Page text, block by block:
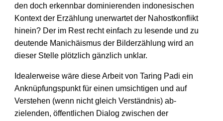
den doch erkennbar dominierenden indonesischen
Kontext der Erzählung unerwartet der Nahost­konflikt
hinein? Der im Rest recht einfach zu lesende und zu
deutende Manichäismus der Bild­erzählung wird an
dieser Stelle plötzlich gänzlich unklar.
Idealerweise wäre diese Arbeit von Taring Padi ein
Anknüpfungs­punkt für einen umsichtigen und auf
Verstehen (wenn nicht gleich Ver­ständnis) ab­
zielenden, öffent­lichen Dialog zwischen der